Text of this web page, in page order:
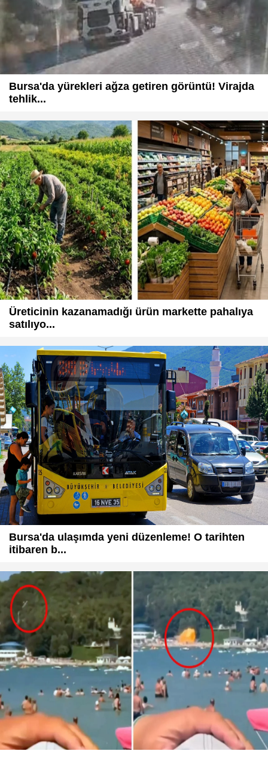
Bursa'da yürekleri ağza getiren görüntü! Virajda
tehlik...
Üreticinin kazanamadığı ürün markette pahalıya
satılıyo...
Bursa'da ulaşımda yeni düzenleme! O tarihten
itibaren b...